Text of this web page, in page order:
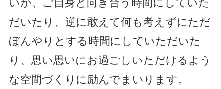
いか、ご自身と向き合う時間にしていた
だいたり、逆に敢えて何も考えずにただ
ぼんやりとする時間にしていただいた
り、思い思いにお過ごしいただけるよう
な空間づくりに励んでまいります。